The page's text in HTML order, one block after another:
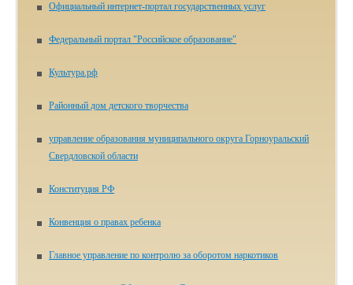
Официальный интернет-портал государственных услуг
Федеральный портал "Российское образование"
Культура.рф
Районный дом детского творчества
управление образования муниципального округа Горноуральский
Свердловской области
Конституция РФ
Конвенция о правах ребенка
Главное управление по контролю за оборотом наркотиков